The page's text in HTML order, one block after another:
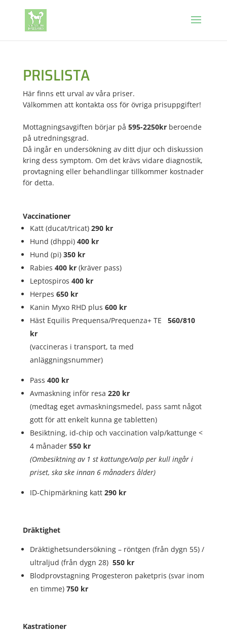
PRISLISTA
Här finns ett urval av våra priser.
Välkommen att kontakta oss för övriga prisuppgifter!
Mottagningsavgiften börjar på 595-2250krberoende
på utredningsgrad.
Då ingår en undersökning av ditt djur och diskussion
kring dess symptom. Om det krävs vidare diagnostik,
provtagning eller behandlingar tillkommer kostnader
för detta.
Vaccinationer
Katt (ducat/tricat) 290 kr
Hund (dhppi) 400 kr
Hund (pi) 350 kr
Rabies 400 kr(kräver pass)
Leptospiros 400 kr
Herpes 650 kr
Kanin Myxo RHD plus 600 kr
Häst Equilis Prequensa/Prequenza+ TE 560/810
kr
(vaccineras i transport, ta med
anläggningsnummer)
Pass 400 kr
Avmaskning inför resa 220 kr
(medtag eget avmaskningsmedel, pass samt något
gott för att enkelt kunna ge tabletten)
Besiktning, id-chip och vaccination valp/kattunge <
4 månader 550 kr
(Ombesiktning av 1 st kattunge/valp per kull ingår i
priset, ska ske innan 6 månaders ålder)
ID-Chipmärkning katt 290 kr
Dräktighet
Dräktighetsundersökning – röntgen (från dygn 55) /
ultraljud (från dygn 28) 550 kr
Blodprovstagning Progesteron paketpris (svar inom
en timme) 750 kr
Kastrationer